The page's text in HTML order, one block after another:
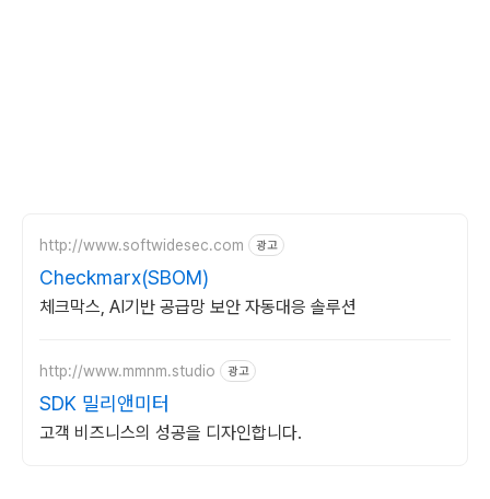
http://www.softwidesec.com 광고
Checkmarx(SBOM)
체크막스, AI기반 공급망 보안 자동대응 솔루션
http://www.mmnm.studio 광고
SDK 밀리앤미터
고객 비즈니스의 성공을 디자인합니다.